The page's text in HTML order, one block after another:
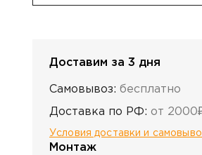
Доставим за 3 дня
Самовывоз: бесплатно
Доставка по РФ: от
Условия доставки и
Монтаж